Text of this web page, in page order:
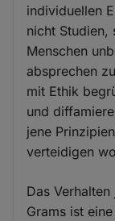
individuellen
nicht Studien,
Menschen
absprechen
mit Ethik
und
jene
verteidigen
Das Verhalten
Grams ist